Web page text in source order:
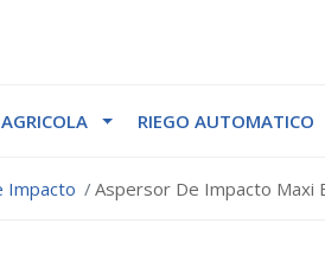
AGRICOLA RIEGO AUTOMATICO
Impacto Aspersor De Impacto Maxi